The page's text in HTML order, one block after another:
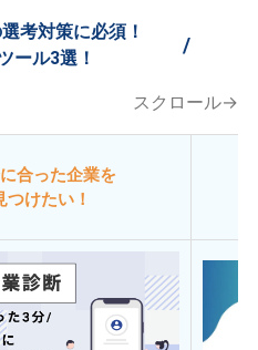
考対策に必須！
ール3選！
/
スクロール→
合った企業を
つけたい！